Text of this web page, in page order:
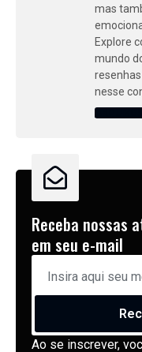
mas
Explore
mundo
nesse
Receba nossas
em seu e-mail
Ao se inscrever,